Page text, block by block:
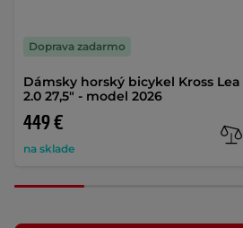
Dámsky horský bicykel Kross Lea
2.0 27,5" - model 2026
449 €
na sklade
Doprava zadarmo